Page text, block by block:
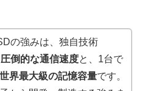
の強みは、独自技術
圧倒的な通信速度と、1台で
世界最大級の記憶容量です。